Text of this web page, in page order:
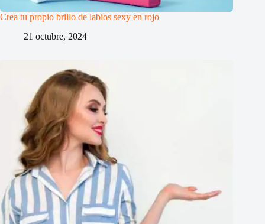
Crea tu propio brillo de labios sexy en rojo
21 octubre, 2024